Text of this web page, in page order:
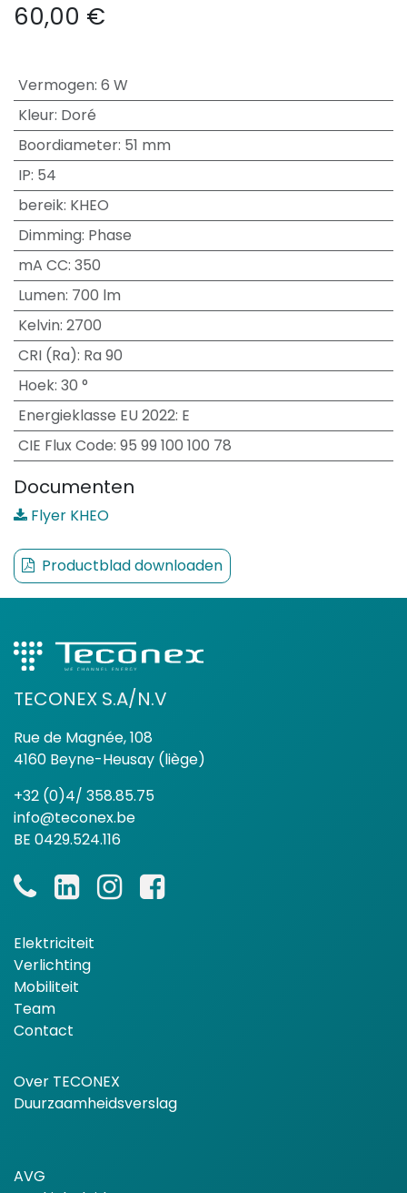
60,00 €
Vermogen: 6 W
Kleur: Doré
Boordiameter: 51 mm
IP: 54
bereik: KHEO
Dimming: Phase
mA CC: 350
Lumen: 700 lm
Kelvin: 2700
CRI (Ra): Ra 90
Hoek: 30 °
Energieklasse EU 2022: E
CIE Flux Code: 95 99 100 100 78
Documenten
Flyer KHEO
Productblad downloaden
TECONEX S.A/N.V
Rue de Magnée, 108
4160 Beyne-Heusay (liège)
+32 (0)4/ 358.85.75
info@teconex.be
BE 0429.524.116
Elektriciteit
Verlichting
Mobiliteit
Team
Contact
Over TECONEX
Duurzaamheidsverslag
AVG